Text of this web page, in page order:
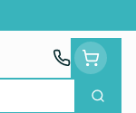
Zoek